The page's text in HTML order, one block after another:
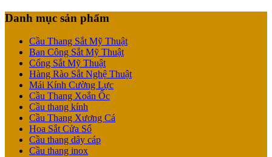
Danh mục sản phẩm
Cầu Thang Sắt Mỹ Thuật
Ban Công Sắt Mỹ Thuật
Cổng Sắt Mỹ Thuật
Hàng Rào Sắt Nghệ Thuật
Mái Kính Cường Lực
Cầu Thang Xoắn Ốc
Cầu thang kính
Cầu Thang Xương Cá
Hoa Sắt Cửa Sổ
Cầu thang dây cáp
Cầu thang inox